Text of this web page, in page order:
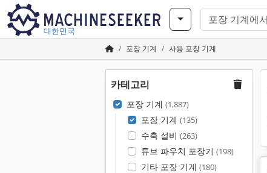
대한민국
포장 기계 사용 포장 기계
카테고리
포장 기계 (1,887)
포장 기계 (135)
수축 설비 (263)
튜브 파우치 포장기 (198)
기타 포장 기계 (180)